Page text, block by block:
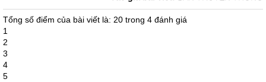
Tổng số điểm của bài viết là: 20 trong 4 đánh giá
1
2
3
4
5